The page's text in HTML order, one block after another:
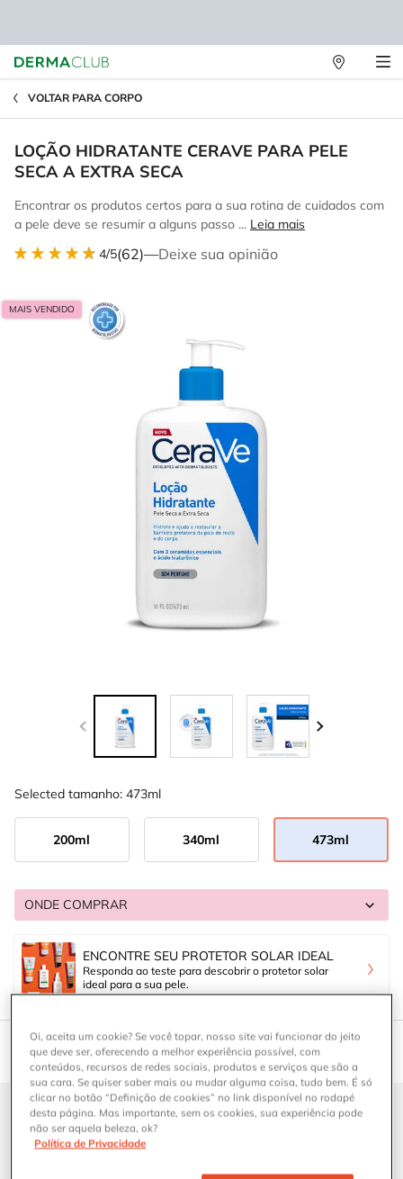
Lojas
VOLTAR PARA CORPO
LOÇÃO HIDRATANTE CERAVE PARA PELE
SECA A EXTRA SECA
Encontrar os produtos certos para a sua rotina de cuidados com
a pele deve se resumir a alguns passo ... Leia mais
4/5(62)—Deixe sua opinião
MAIS VENDIDO
Selected tamanho: 473ml
Selected
200ml
, 1 of 3 Selected
340ml
, 2 of 3 Selected
473ml
, 3 of 3
Onde Comprar Loção Hidratante CeraVe para Pele Seca a Extra
ONDE COMPRAR
ENCONTRE SEU PROTETOR SOLAR IDEAL
Responda ao teste para descobrir o protetor solar
ideal para a sua pele.
CARACTERÍSTICAS DOS PRODUTOS
DESCRIÇÃO COMO APLICAR BENEFÍCIOS
Encontrar os produtos certos para a sua rotina de cuidados com
a pele deve se resumir a alguns passos simples, como limpeza,
proteção solar e um hidratante diário. Para isso recomendamos
ácido hialurônico e ceramidas
Oi, aceita um cookie? Se você topar, nosso site vai funcionar do jeito
que deve ser, oferecendo a melhor experiência possível, com
conteúdos, recursos de redes sociais, produtos e serviços que são a
sua cara. Se quiser saber mais ou mudar alguma coisa, tudo bem. É só
clicar no botão “Definição de cookies” no link disponível no rodapé
desta página. Mas importante, sem os cookies, sua experiência pode
não ser aquela beleza, ok?
Política de Privacidade